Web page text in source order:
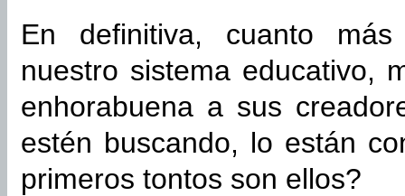
En definitiva, cuanto
nuestro sistema educativo,
enhorabuena a sus
estén buscando, lo están
primeros tontos son ellos?